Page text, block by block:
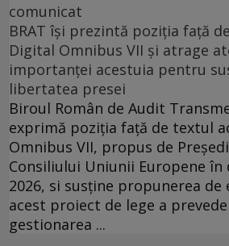
comunicat
BRAT își prezintă poziția față
Digital Omnibus VII și atrage
importanței acestuia pentru
libertatea presei
Biroul Român de Audit
exprimă poziția față de textul
Omnibus VII, propus de
Consiliului Uniunii Europene în
2026, si susține propunerea de
acest proiect de lege a
gestionarea ...